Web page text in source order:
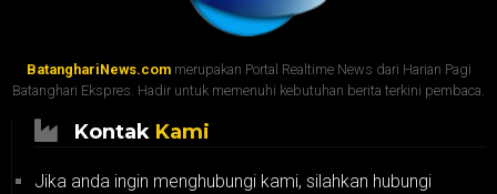
BatanghariNews.commerupakan Portal Realtime News dari Harian Pagi
Batanghari Ekspres. Hadir untuk memenuhi kebutuhan berita terkini pembaca.
Kontak Kami
Jika anda ingin menghubungi kami, silahkan hubungi